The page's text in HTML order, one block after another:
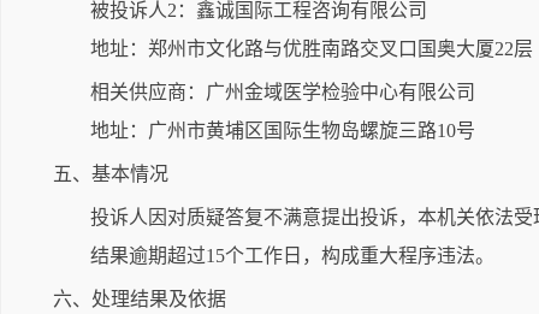
被投诉人2：鑫诚国际工程咨询有限公司
地址：郑州市文化路与优胜南路交叉口国奥大厦22层
相关供应商：广州金域医学检验中心有限公司
地址：广州市黄埔区国际生物岛螺旋三路10号
五、基本情况
投诉人因对质疑答复不满意提出投诉，本机关依法
结果逾期超过15个工作日，构成重大程序违法。
六、处理结果及依据